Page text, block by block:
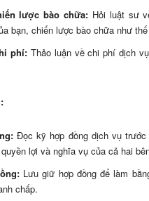
lược bào chữa: Hỏi luật sư
bạn, chiến lược bào chữa như
phí: Thảo luận về chi phí dịch
Đọc kỹ hợp đồng dịch vụ
lợi và nghĩa vụ của cả hai
Lưu giữ hợp đồng để làm
chấp.